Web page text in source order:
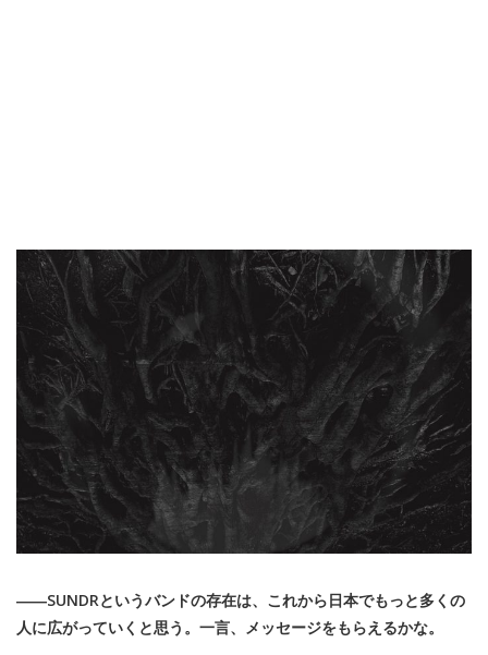
――SUNDRというバンドの存在は、これから日本でもっと多くの
人に広がっていくと思う。一言、メッセージをもらえるかな。